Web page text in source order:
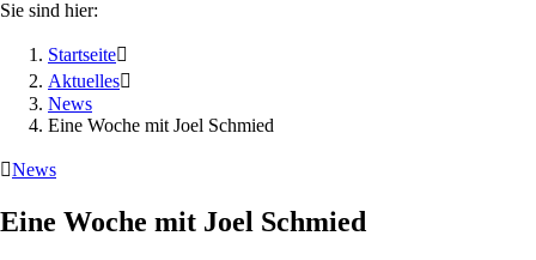
Sie sind hier:
Startseite
Aktuelles
News
Eine Woche mit Joel Schmied
News
Eine Woche mit Joel Schmied